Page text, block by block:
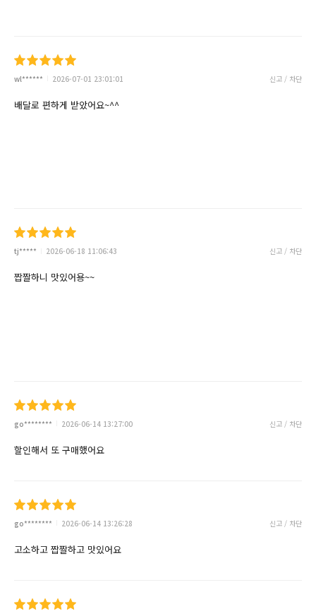
wl****** 2026-07-01 23:01:01 신고 / 차단
배달로 편하게 받았어요~^^
tj***** 2026-06-18 11:06:43 신고 / 차단
짭짤하니 맛있어용~~
go******** 2026-06-14 13:27:00 신고 / 차단
할인해서 또 구매했어요
go******** 2026-06-14 13:26:28 신고 / 차단
고소하고 짭짤하고 맛있어요